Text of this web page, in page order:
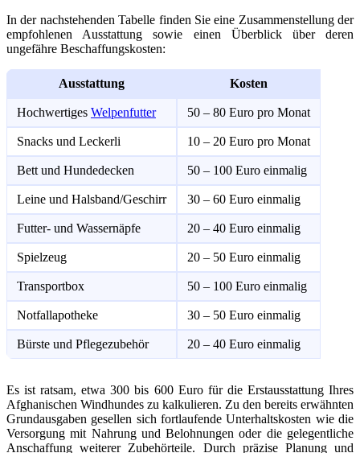
In der nachstehenden Tabelle finden Sie eine Zusammenstellung der
empfohlenen Ausstattung sowie einen Überblick über deren
ungefähre Beschaffungskosten:
Ausstattung Kosten
Hochwertiges Welpenfutter 50 – 80 Euro pro Monat
Snacks und Leckerli 10 – 20 Euro pro Monat
Bett und Hundedecken 50 – 100 Euro einmalig
Leine und Halsband/Geschirr 30 – 60 Euro einmalig
Futter- und Wassernäpfe 20 – 40 Euro einmalig
Spielzeug 20 – 50 Euro einmalig
Transportbox 50 – 100 Euro einmalig
Notfallapotheke 30 – 50 Euro einmalig
Bürste und Pflegezubehör 20 – 40 Euro einmalig
Es ist ratsam, etwa 300 bis 600 Euro für die Erstausstattung Ihres
Afghanischen Windhundes zu kalkulieren. Zu den bereits erwähnten
Grundausgaben gesellen sich fortlaufende Unterhaltskosten wie die
Versorgung mit Nahrung und Belohnungen oder die gelegentliche
Anschaffung weiterer Zubehörteile. Durch präzise Planung und